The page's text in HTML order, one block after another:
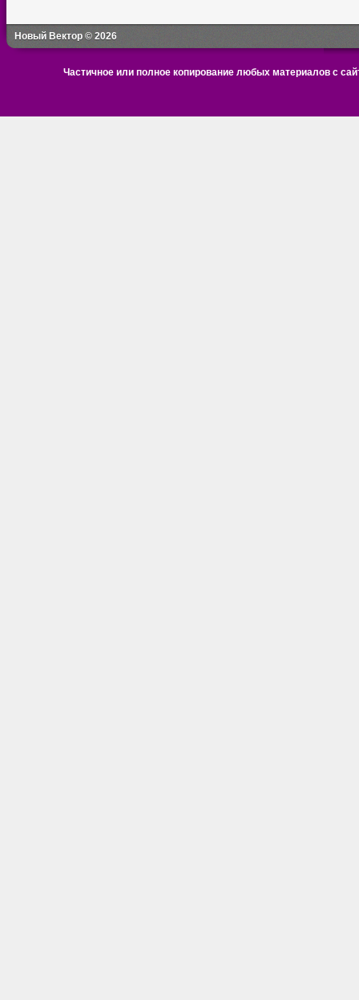
Новый Вектор © 2026
Частичное или полное копирование любых материалов с